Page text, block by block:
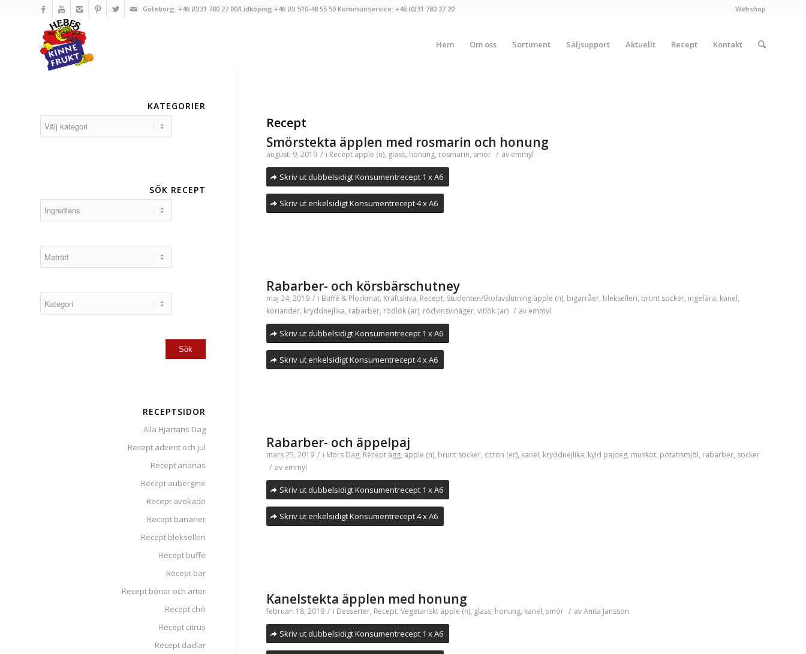
Webshop
Göteborg: +46 (0)31 780 27 00/Lidköping:+46 (0) 510-48 55 50 Kommunservice: +46 (0)31 780 27 20
Hem Om oss Sortiment Säljsupport Aktuellt Recept Kontakt
Recept
Smörstekta äpplen med rosmarin och honung
augusti 9, 2019 / i Recept äpple (n), glass, honung, rosmarin, smör / av emmyl
Skriv ut dubbelsidigt Konsumentrecept 1 x A6
Skriv ut enkelsidigt Konsumentrecept 4 x A6
Rabarber- och körsbärschutney
maj 24, 2019 / i Buffé & Plockmat, Kräftskiva, Recept, Studenten/Skolavslutning äpple (n), bigarråer, blekselleri, brunt socker, ingefära, kanel,
koriander, kryddnejlika, rabarber, rödlök (ar), rödvinsvinäger, vitlök (ar) / av emmyl
Skriv ut dubbelsidigt Konsumentrecept 1 x A6
Skriv ut enkelsidigt Konsumentrecept 4 x A6
Rabarber- och äppelpaj
mars 25, 2019 / i Mors Dag, Recept ägg, äpple (n), brunt socker, citron (er), kanel, kryddnejlika, kyld pajdeg, muskot, potatismjöl, rabarber, socker
/ av emmyl
Skriv ut dubbelsidigt Konsumentrecept 1 x A6
Skriv ut enkelsidigt Konsumentrecept 4 x A6
Kanelstekta äpplen med honung
februari 18, 2019 / i Desserter, Recept, Vegetariskt äpple (n), glass, honung, kanel, smör / avAnita Jansson
Skriv ut dubbelsidigt Konsumentrecept 1 x A6
KATEGORIER
SÖK RECEPT
RECEPTSIDOR
Alla Hjärtans Dag
Recept advent och jul
Recept ananas
Recept aubergine
Recept avokado
Recept bananer
Recept blekselleri
Recept buffe
Recept bär
Recept bönor och ärtor
Recept chili
Recept citrus
Recept dadlar